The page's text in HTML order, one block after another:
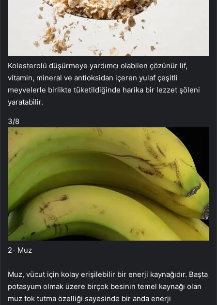
Kolesterolü düşürmeye yardımcı olabilen çözünür lif,
vitamin, mineral ve antioksidan içeren yulaf çeşitli
meyvelerle birlikte tüketildiğinde harika bir lezzet şöleni
yaratabilir.
3/8
2- Muz
Muz, vücut için kolay erişilebilir bir enerji kaynağıdır. Başta
potasyum olmak üzere birçok besinin temel kaynağı olan
muz tok tutma özelliği sayesinde bir anda enerji